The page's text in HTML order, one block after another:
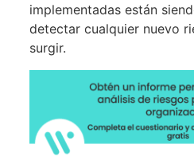
implementadas están
detectar cualquier nuevo
surgir.